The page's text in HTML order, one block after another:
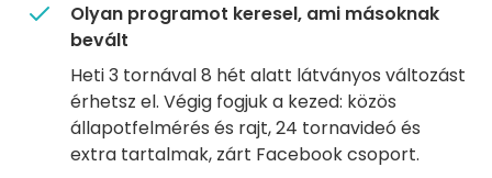
Olyan programot keresel, ami másoknak
bevált
Heti 3 tornával 8 hét alatt látványos változást
érhetsz el. Végig fogjuk a kezed: közös
állapotfelmérés és rajt, 24 tornavideó és
extra tartalmak, zárt Facebook csoport.